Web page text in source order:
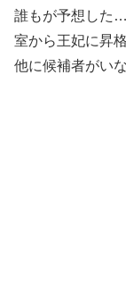
誰もが予想した
室から王妃に昇
他に候補者がい